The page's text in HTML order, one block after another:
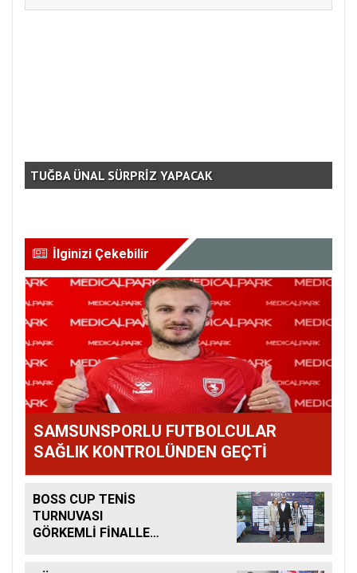
TUĞBA ÜNAL SÜRPRİZ YAPACAK
İlginizi Çekebilir
SAMSUNSPORLU FUTBOLCULAR
SAĞLIK KONTROLÜNDEN GEÇTİ
BOSS CUP TENİS
TURNUVASI
GÖRKEMLİ FİNALLE